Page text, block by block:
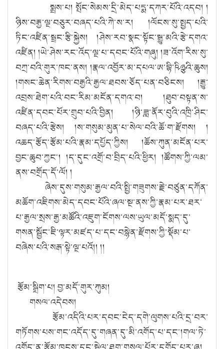
སྨྲས་པ། སྤོང་སེམས་དྲི་མེད་པདྨ་དཀར་པོའི་འདབ། །
ཉིས་བརྒྱ་ལྔ་བཅུར་བཞད་པའི་ཀེ་ས་ར། །ལོངས་སུ་སྤྱད་པའི་
ཏིང་འཛིན་སྦྲང་རྩི་སྐྱེས། །ཤེས་རབ་སྣང་སྟོང་སྒྱུ་མའི་རྩེ་དགའ་
འཛིན། །ཡེ་ཤེས་རང་འོད་ལྔ་པ་དབང་པོའི་གཞུ། །ཟ་འོག་རིས་སུ་
བཀྲ་བའི་གུར་ཁང་ནས། །རྣལ་འབྱོར་མ་དཔལ་ཨ་བྷི་ཥིཉྩའི་ཆུས།
།གསང་ཆེན་རིགས་བརྒྱའི་རྒྱལ་ཐབས་ཅོད་པན་བཅིངས། །རྒྱུ་
འབྲས་ཐེག་པའི་བང་རིམ་མངོན་དགའ་བ། །ཐུབ་བསྟན་ས་
འཛིན་དབང་པོར་གྲུབ་པའི་བྱིན། །ཉི་ཟླ་ནོར་བུའི་འཁྲི་ཤིང་
བཞད་པའི་རྩེས། །ས་གསུམ་མུན་པ་སེལ་བའི་ཆོ་ག་རྫོགས། །
འཆད་རྩོད་རྩོམ་པའི་རྣམ་དཔྱོད་ཀྱིས། །ཆོས་ཀུན་མངོན་པར་
བྱང་ཆུབ་ཀྱང༌། །ད་དུང་འགྲོ་བ་བྲིད་པའི་ཕྱིར། །ཚོགས་ཀྱི་ལམ་
ནས་བགྲོད་དོ་ལོ། །
ཞེས་དུས་གསུམ་རྒྱལ་བའི་སྤྱི་གཟུགས་རྗེ་བཙུན་དཀོན་
མཆོག་འཇིགས་མེད་དབང་པོའི་ཞལ་སྔ་ནས་ཀྱི་རྣམ་པར་ཐར་
པ་རྒྱལ་སྲས་རྒྱ་མཚོའི་འཇུག་ངོགས་ལས་ཡུལ་མདོ་སྨད་དུ་
གསན་སྦྱོང་ཇི་ལྟར་མཛད་པ་དང་བསྙེན་རྫོགས་ཀྱི་སྡོམ་པ་
བཞེས་པའི་སརྒ་སྟེ་ལྔ་པའོ།། །།
རྩོམ་སྒྲིག་པ། བྱ་མདོ་གུར་ཀུམ།
གསལ་འདེབས།
རྩོམ་འདིའི་པར་དབང་ངེད་དགེ་ལུགས་པའི་དྲ་བར་
གཏོགས་པས་གང་འདོད་དུ་གཞན་དུ་མི་འགོད་པ་དང་།གལ་ཏེ་